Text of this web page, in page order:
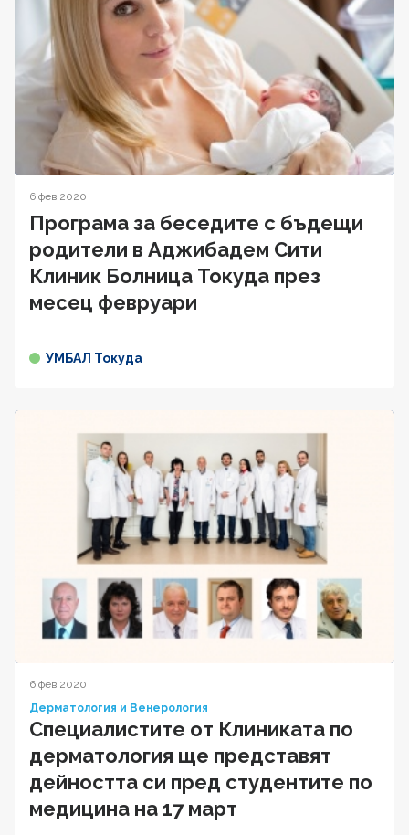
6 фев 2020
Програма за беседите с бъдещи
родители в Аджибадем Сити
Клиник Болница Токуда през
месец февруари
УМБАЛ Токуда
6 фев 2020
Дерматология и Венерология
Специалистите от Клиниката по
дерматология ще представят
дейността си пред студентите по
медицина на 17 март